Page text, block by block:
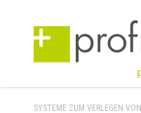
SYSTEME ZUM VERLEGEN